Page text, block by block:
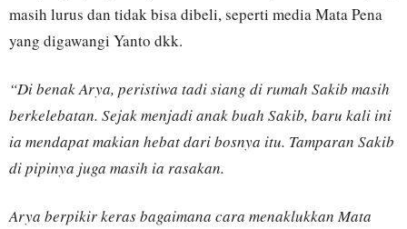
masih lurus dan tidak bisa dibeli, seperti media Mata Pena
yang digawangi Yanto dkk.
“Di benak Arya, peristiwa tadi siang di rumah Sakib masih
berkelebatan. Sejak menjadi anak buah Sakib, baru kali ini
ia mendapat makian hebat dari bosnya itu. Tamparan Sakib
di pipinya juga masih ia rasakan.
Arya berpikir keras bagaimana cara menaklukkan Mata